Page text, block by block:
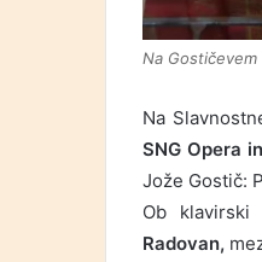
Na
Na
SNG Opera
Jože Gostič:
Ob klavirski
Radovan,